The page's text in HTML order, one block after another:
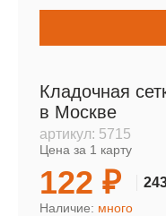
Кладочная
в Москве
артикул: 5715
Цена за 1 карту
122 ₽
Наличие: много